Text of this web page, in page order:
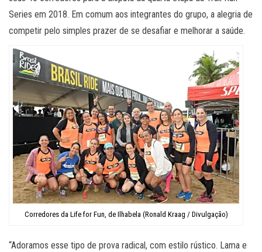
Series em 2018. Em comum aos integrantes do grupo, a alegria de
competir pelo simples prazer de se desafiar e melhorar a saúde.
Corredores da Life for Fun, de Ilhabela (Ronald Kraag / Divulgação)
“Adoramos esse tipo de prova radical, com estilo rústico. Lama e